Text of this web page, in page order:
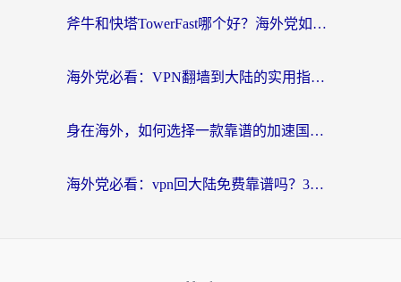
斧牛和快塔TowerFast哪个好？海外党如何选对回国加速器
海外党必看：VPN翻墙到大陆的实用指南——从看CCTV5到选加速器，一篇全搞定
身在海外，如何选择一款靠谱的加速国内网络的加速器？
海外党必看：vpn回大陆免费靠谱吗？3步选对加速器实现无缝刷国内资源